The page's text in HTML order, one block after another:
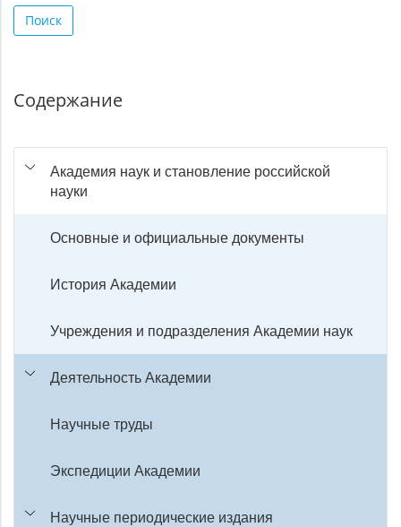
строку
для
Поиск
Содержание
Академия наук и становление российской
науки
Основные и официальные документы
История Академии
Учреждения и подразделения Академии наук
Деятельность Академии
Научные труды
Экспедиции Академии
Научные периодические издания